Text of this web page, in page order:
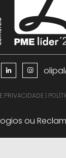
PRIVACIDADE |
ou